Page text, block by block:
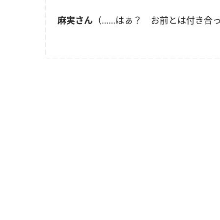
麻実さん （……はぁ？ お前とは付き合っ